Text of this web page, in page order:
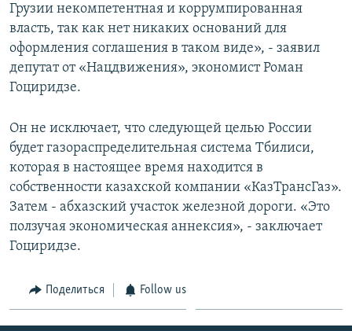
Грузии некомпетентная и коррумпированная
власть, так как нет никаких оснований для
оформления соглашения в таком виде», - заявил
депутат от «Нацдвижения», экономист Роман
Гоциридзе.
Он не исключает, что следующей целью России
будет газораспределительная система Тбилиси,
которая в настоящее время находится в
собственности казахской компании «КазТрансГаз».
Затем - абхазский участок железной дороги. «Это
ползучая экономическая аннексия», - заключает
Гоциридзе.
Поделиться Follow us